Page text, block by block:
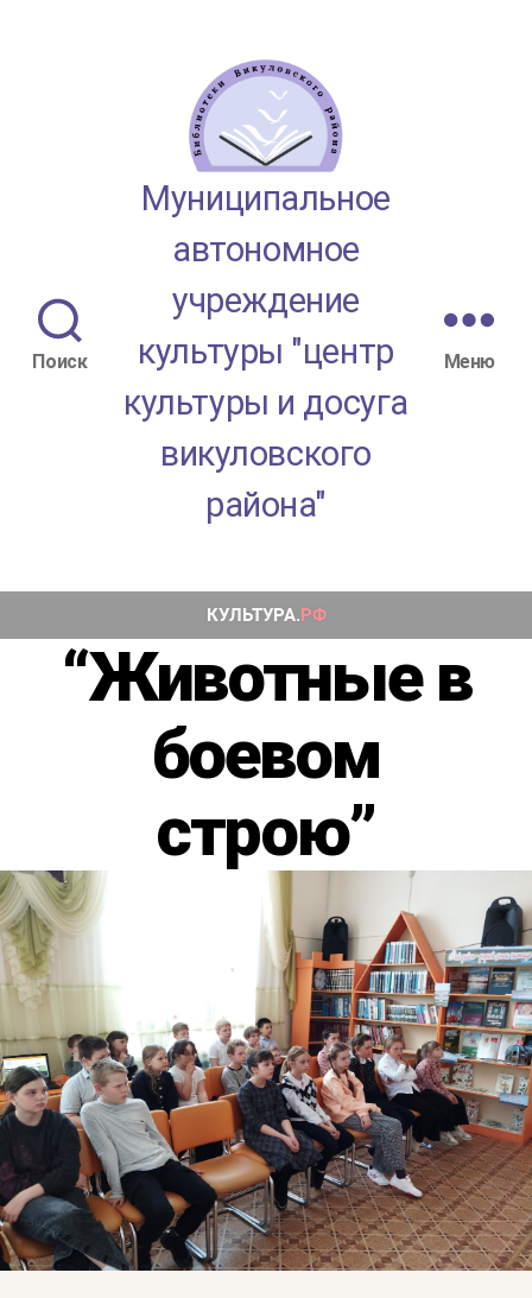
Поиск
МАУК
"ЦКД
района"
Муниципальное
автономное
учреждение
культуры "центр
культуры и досуга
викуловского
района"
Меню
“Животные в
боевом
строю”